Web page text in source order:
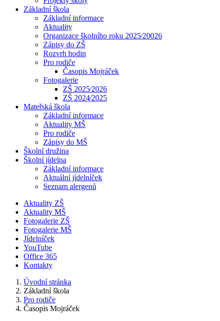
Základní škola
Základní informace
Aktuality
Organizace školního roku 2025⁄20026
Zápisy do ZŠ
Rozvrh hodin
Pro rodiče
Časopis Mojráček
Fotogalerie
ZŠ 2025⁄2026
ZŠ 2024⁄2025
Mateřská škola
Základní informace
Aktuality MŠ
Pro rodiče
Zápisy do MŠ
Školní družina
Školní jídelna
Základní informace
Aktuální jídelníček
Seznam alergenů
Aktuality ZŠ
Aktuality MŠ
Fotogalerie ZŠ
Fotogalerie MŠ
Jídelníček
YouTube
Office 365
Kontakty
Úvodní stránka
Základní škola
Pro rodiče
Časopis Mojráček